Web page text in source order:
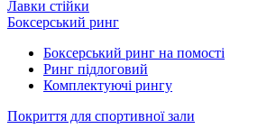
Лавки стійки
Боксерський ринг
Боксерський ринг на помості
Ринг підлоговий
Комплектуючі рингу
Покриття для спортивної зали